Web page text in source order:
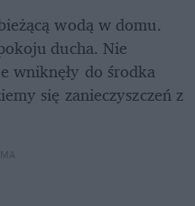
wodą w domu.
ducha. Nie
wniknęły do środka
się zanieczyszczeń z